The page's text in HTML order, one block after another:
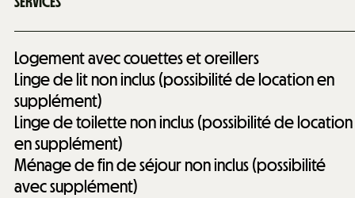
Logement avec couettes et oreillers
Linge de lit non inclus (possibilité de location en
supplément)
Linge de toilette non inclus (possibilité de location
en supplément)
Ménage de fin de séjour non inclus (possibilité
avec supplément)